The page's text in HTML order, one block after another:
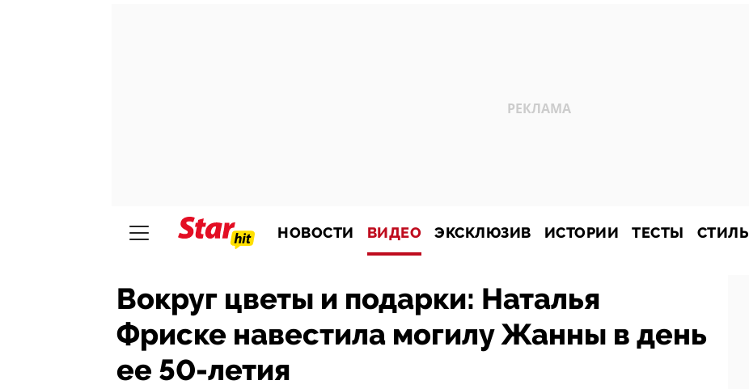
НОВОСТИ ВИДЕО ЭКСКЛЮЗИВ ИСТОРИИ ТЕСТЫ СТИЛЬ
Вокруг цветы и подарки: Наталья
Фриске навестила могилу Жанны в день
ее 50-летия